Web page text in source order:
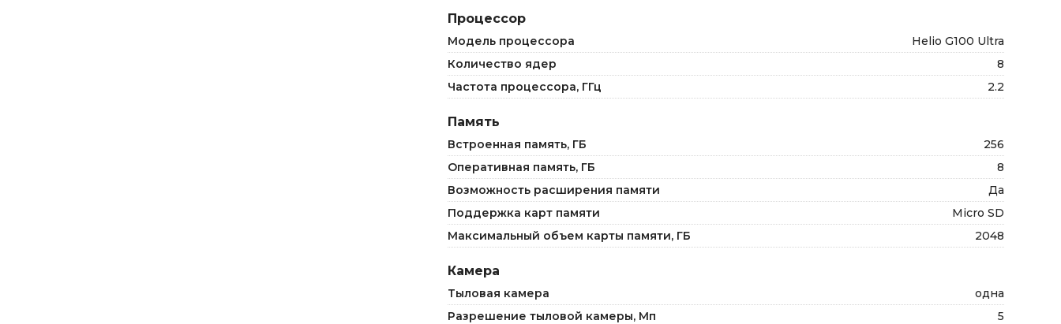
Процессор
Модель процессора
Helio G100 Ultra
Количество ядер
8
Частота процессора, ГГц
2.2
Память
Встроенная память, ГБ
256
Оперативная память, ГБ
8
Возможность расширения памяти
Да
Поддержка карт памяти
Micro SD
Максимальный объем карты памяти, ГБ
2048
Камера
Тыловая камера
одна
Разрешение тыловой камеры, Мп
5